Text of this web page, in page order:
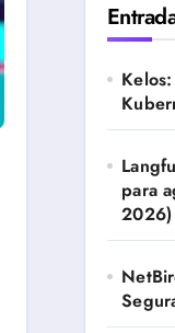
para
2026)